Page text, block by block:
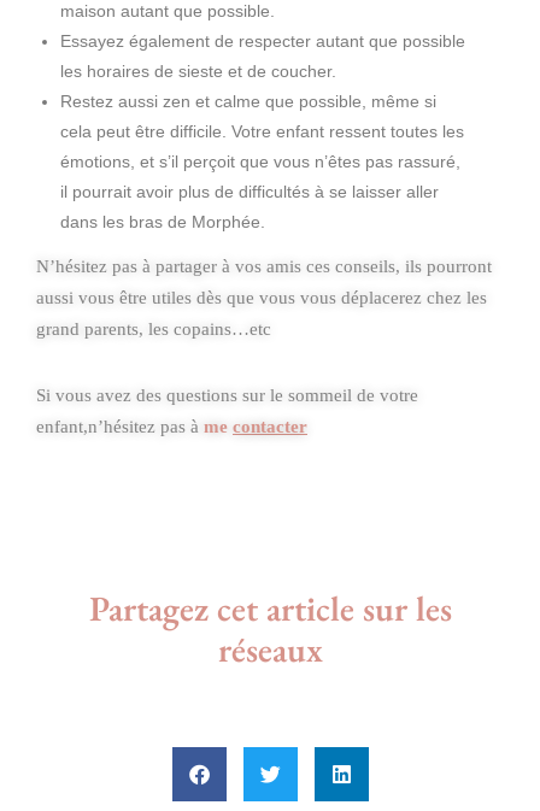
maison autant que possible.
Essayez également de respecter autant que possible
les horaires de sieste et de coucher.
Restez aussi zen et calme que possible, même si
cela peut être difficile. Votre enfant ressent toutes les
émotions, et s’il perçoit que vous n’êtes pas rassuré,
il pourrait avoir plus de difficultés à se laisser aller
dans les bras de Morphée.
N’hésitez pas à partager à vos amis ces conseils, ils pourront
aussi vous être utiles dès que vous vous déplacerez chez les
grand parents, les copains…etc
Si vous avez des questions sur le sommeil de votre
enfant,n’hésitez pas à me contacter
Partagez cet article sur les
réseaux